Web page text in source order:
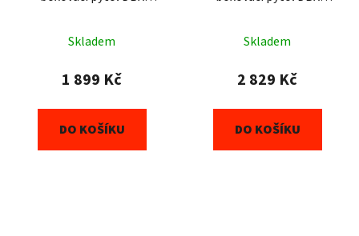
Skladem
1 899 Kč
DO KOŠÍKU
Skladem
2 829 Kč
DO KOŠÍKU